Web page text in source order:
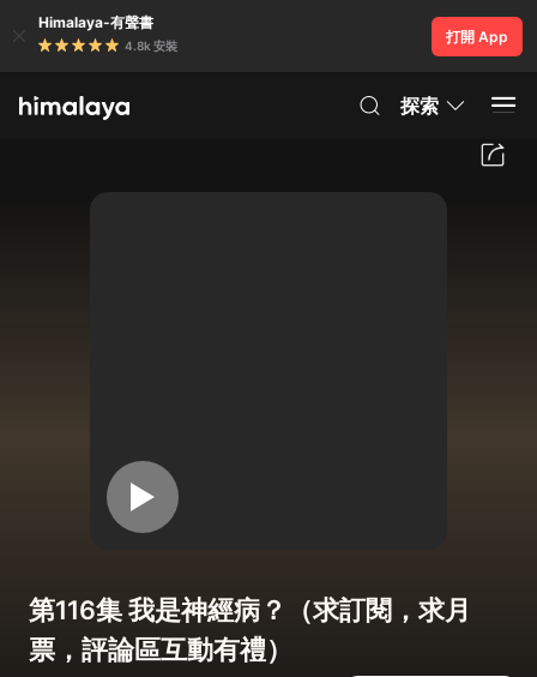
Himalaya-有聲書
4.8k 安裝
打開 App
探索
第116集 我是神經病？（求訂閱，求月
票，評論區互動有禮）